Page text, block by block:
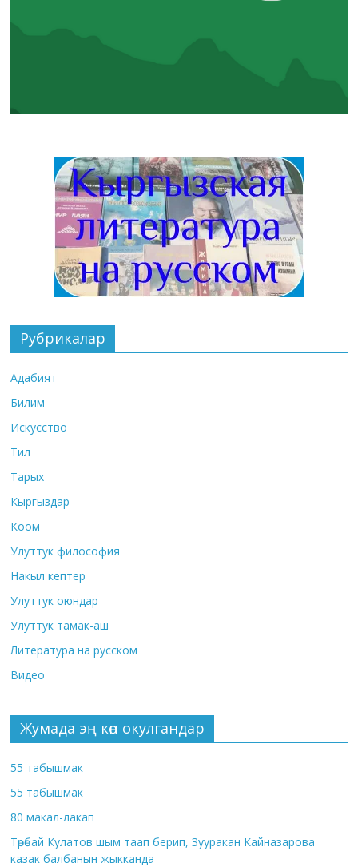
Рубрикалар
Адабият
Билим
Искусство
Тил
Тарых
Кыргыздар
Коом
Улуттук философия
Накыл кептер
Улуттук оюндар
Улуттук тамак-аш
Литература на русском
Видео
Жумада эң көп окулгандар
55 табышмак
55 табышмак
80 макал-лакап
Төрөбай Кулатов шым таап берип, Зууракан Кайназарова
казак балбанын жыкканда